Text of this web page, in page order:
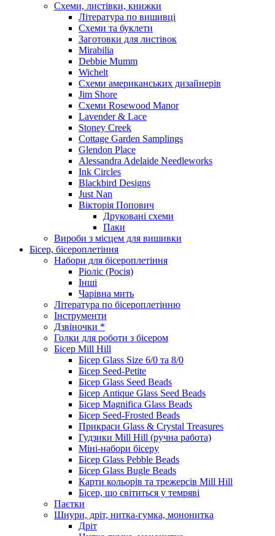
Схеми, листівки, книжки
Література по вишивці
Схеми та буклети
Заготовки для листівок
Mirabilia
Debbie Mumm
Wichelt
Схеми американських дизайнерів
Jim Shore
Cхеми Rosewood Manor
Lavender & Lace
Stoney Creek
Cottage Garden Samplings
Glendon Place
Alessandra Adelaide Needleworks
Ink Circles
Blackbird Designs
Just Nan
Вікторія Попович
Друковані схеми
Паки
Вироби з місцем для вишивки
Бісер, бісероплетіння
Набори для бісероплетіння
Ріоліс (Росія)
Інші
Чарівна мить
Література по бісероплетінню
Інструменти
Дзвіночки *
Голки для роботи з бісером
Бісер Mill Hill
Бісер Glass Size 6/0 та 8/0
Бісер Seed-Petite
Бісер Glass Seed Beads
Бісер Antique Glass Seed Beads
Бісер Magnifica Glass Beads
Бісер Seed-Frosted Beads
Прикраси Glass & Crystal Treasures
Гудзики Mill Hill (ручна работа)
Міні-набори бісеру
Бісер Glass Pebble Beads
Бісер Glass Bugle Beads
Карти кольорів та трежерсів Mill Hill
Бісер, що світиться у темряві
Паєтки
Шнури, дріт, нитка-гумка, мононитка
Дріт